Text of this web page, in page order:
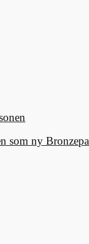
som ny